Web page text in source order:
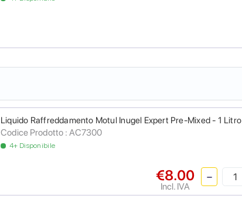
Liquido Raffreddamento Motul Inugel Expert Pre-Mixed - 1 Litro
Codice Prodotto : AC7300
4+ Disponibile
€8.00
Incl. IVA